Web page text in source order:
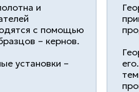
и
с помощью
– кернов.
установки –